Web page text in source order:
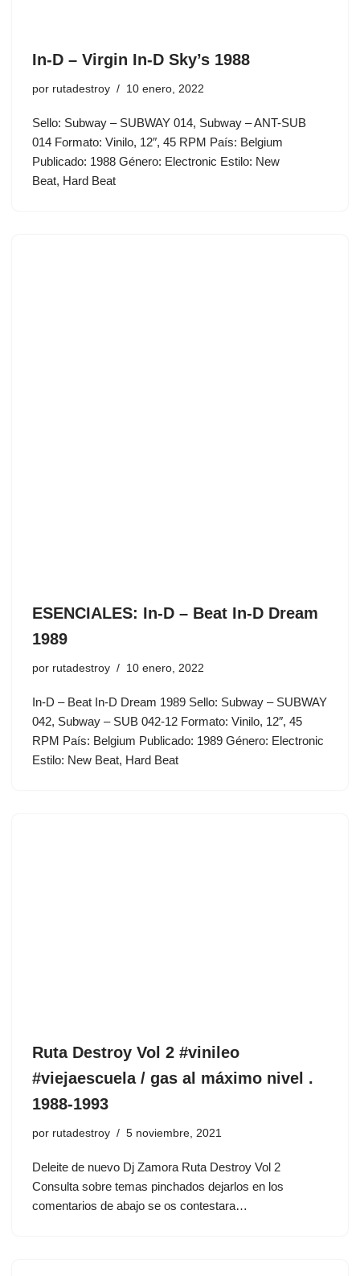
In-D – Virgin In-D Sky’s 1988
por rutadestroy 10 enero, 2022
Sello: Subway – SUBWAY 014, Subway – ANT-SUB
014 Formato: Vinilo, 12″, 45 RPM País: Belgium
Publicado: 1988 Género: Electronic Estilo: New
Beat, Hard Beat
ESENCIALES: In-D – Beat In-D Dream
1989
por rutadestroy 10 enero, 2022
In-D – Beat In-D Dream 1989 Sello: Subway – SUBWAY
042, Subway – SUB 042-12 Formato: Vinilo, 12″, 45
RPM País: Belgium Publicado: 1989 Género: Electronic
Estilo: New Beat, Hard Beat
Ruta Destroy Vol 2 #vinileo
#viejaescuela / gas al máximo nivel .
1988-1993
por rutadestroy 5 noviembre, 2021
Deleite de nuevo Dj Zamora Ruta Destroy Vol 2
Consulta sobre temas pinchados dejarlos en los
comentarios de abajo se os contestara…